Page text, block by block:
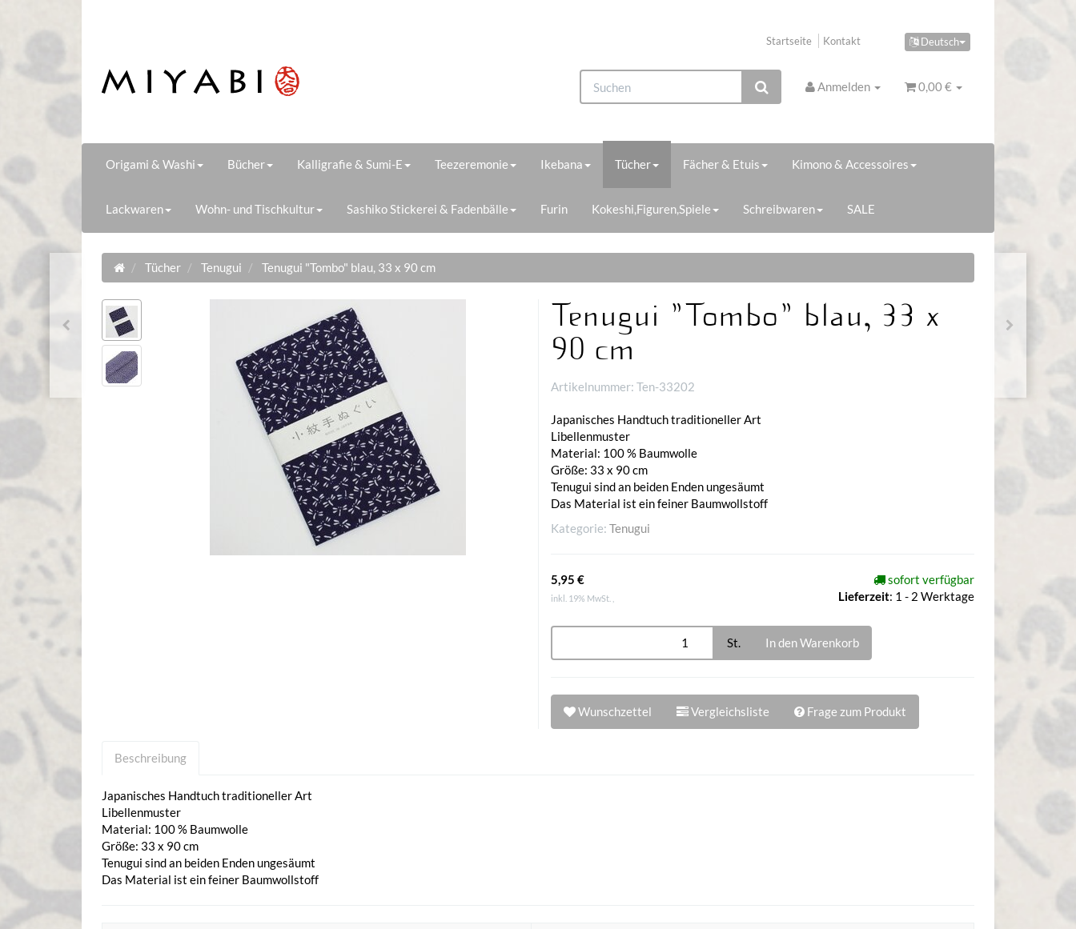
Deutsch
Startseite Kontakt
Anmelden 0,00 €
Origami & Washi Bücher Kalligrafie & Sumi-E Teezeremonie Ikebana Tücher Fächer & Etuis Kimono & Accessoires
Lackwaren Wohn- und Tischkultur Sashiko Stickerei & Fadenbälle Furin Kokeshi,Figuren,Spiele Schreibwaren SALE
Tücher Tenugui Tenugui "Tombo" blau, 33 x 90 cm
Tenugui "Tombo" blau, 33 x
90 cm
Artikelnummer: Ten-33202
Japanisches Handtuch traditioneller Art
Libellenmuster
Material: 100 % Baumwolle
Größe: 33 x 90 cm
Tenugui sind an beiden Enden ungesäumt
Das Material ist ein feiner Baumwollstoff
Kategorie: Tenugui
5,95 €
inkl. 19% MwSt. ,
sofort verfügbar
Lieferzeit: 1 - 2 Werktage
St. In den Warenkorb
Wunschzettel Vergleichsliste Frage zum Produkt
Beschreibung
Japanisches Handtuch traditioneller Art
Libellenmuster
Material: 100 % Baumwolle
Größe: 33 x 90 cm
Tenugui sind an beiden Enden ungesäumt
Das Material ist ein feiner Baumwollstoff